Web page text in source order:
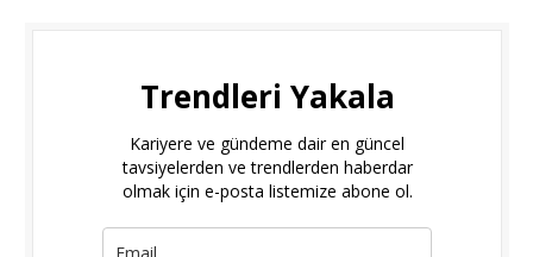
Trendleri Yakala
Kariyere ve gündeme dair en güncel
tavsiyelerden ve trendlerden haberdar
olmak için e-posta listemize abone ol.